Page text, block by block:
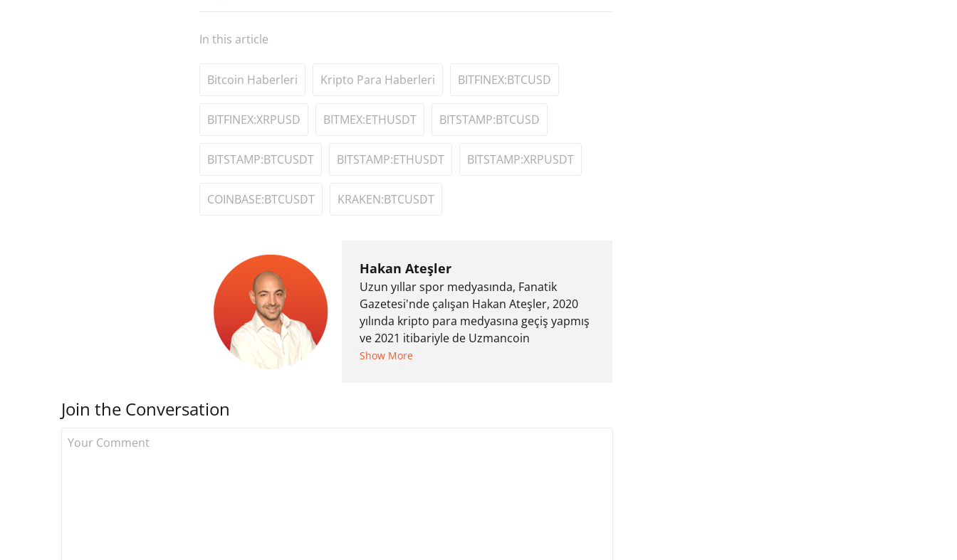
In this article
Bitcoin Haberleri Kripto Para Haberleri BITFINEX:BTCUSD
BITFINEX:XRPUSD BITMEX:ETHUSDT BITSTAMP:BTCUSD
BITSTAMP:BTCUSDT BITSTAMP:ETHUSDT BITSTAMP:XRPUSDT
COINBASE:BTCUSDT KRAKEN:BTCUSDT
Hakan Ateşler
Uzun yıllar spor medyasında, Fanatik
Gazetesi'nde çalışan Hakan Ateşler, 2020
yılında kripto para medyasına geçiş yapmış
ve 2021 itibariyle de Uzmancoin
bünyesinde çalışmaya başlamıştır. Notre
Show More
Join the Conversation